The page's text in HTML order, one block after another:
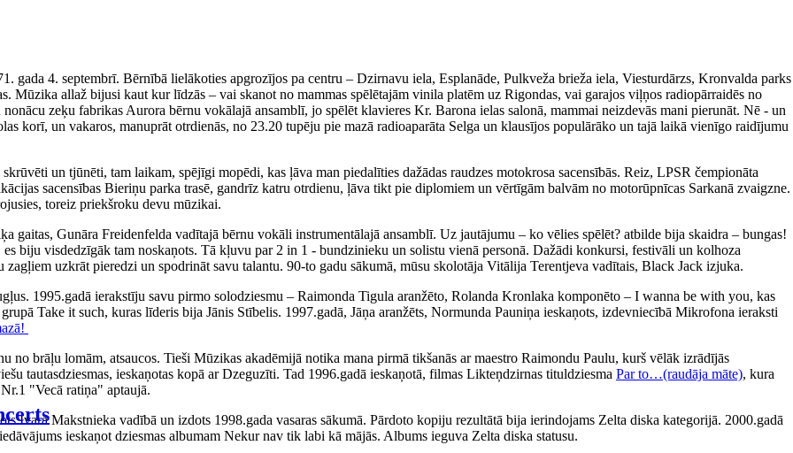
gada 4. septembrī. Bērnībā lielākoties apgrozījos pa centru – Dzirnavu iela, Esplanāde, Pulkveža brieža iela, Viesturdārzs, Kronvalda parks
Mūzika allaž bijusi kaut kur līdzās – vai skanot no mammas spēlētajām vinila platēm uz Rigondas, vai garajos viļņos radiopārraidēs no
zeķu fabrikas Aurora bērnu vokālajā ansamblī, jo spēlēt klavieres Kr. Barona ielas salonā, mammai neizdevās mani pierunāt. Nē - un
korī, un vakaros, manuprāt otrdienās, no 23.20 tupēju pie mazā radioaparāta Selga un klausījos populārāko un tajā laikā vienīgo raidījumu
un tjūnēti, tam laikam, spējīgi mopēdi, kas ļāva man piedalīties dažādas raudzes motokrosa sacensībās. Reiz, LPSR čempionāta
sacensības Bieriņu parka trasē, gandrīz katru otrdienu, ļāva tikt pie diplomiem un vērtīgām balvām no motorūpnīcas Sarkanā zvaigzne.
toreiz priekšroku devu mūzikai.
gaitas, Gunāra Freidenfelda vadītajā bērnu vokāli instrumentālajā ansamblī. Uz jautājumu – ko vēlies spēlēt? atbilde bija skaidra – bungas!
biju visdedzīgāk tam noskaņots. Tā kļuvu par 2 in 1 - bundzinieku un solistu vienā personā. Dažādi konkursi, festivāli un kolhoza
uzkrāt pieredzi un spodrināt savu talantu. 90-to gadu sākumā, mūsu skolotāja Vitālija Terentjeva vadītais, Black Jack izjuka.
1995.gadā ierakstīju savu pirmo solodziesmu – Raimonda Tigula aranžēto, Rolanda Kronlaka komponēto – I wanna be with you, kas
Take it such, kuras līderis bija Jānis Stībelis. 1997.gadā, Jāņa aranžēts, Normunda Pauniņa ieskaņots, izdevniecībā Mikrofona ieraksti
brāļu lomām, atsaucos. Tieši Mūzikas akadēmijā notika mana pirmā tikšanās ar maestro Raimondu Paulu, kurš vēlāk izrādījās
tautasdziesmas, ieskaņotas kopā ar Dzeguzīti. Tad 1996.gadā ieskaņotā, filmas Likteņdzirnas tituldziesma Par to…(raudāja māte), kura
"Vecā ratiņa" aptaujā.
Ivara Makstnieka vadībā un izdots 1998.gada vasaras sākumā. Pārdoto kopiju rezultātā bija ierindojams Zelta diska kategorijā. 2000.gadā
ieskaņot dziesmas albumam Nekur nav tik labi kā mājās. Albums ieguva Zelta diska statusu.